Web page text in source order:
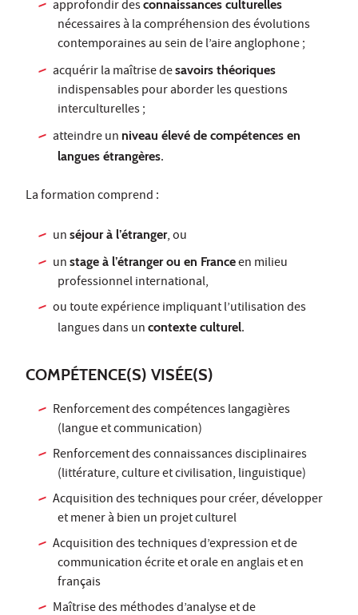
approfondir desconnaissances culturelles
nécessaires à la compréhension des évolutions
contemporaines au sein de l’aire anglophone ;
acquérir la maîtrise desavoirs théoriques
indispensables pour aborder les questions
interculturelles ;
atteindre un niveau élevé de compétences en
langues étrangères.
La formation comprend :
unséjour à l’étranger, ou
unstage à l’étranger ou en Franceen milieu
professionnel international,
ou toute expérience impliquant l’utilisation des
langues dans un contexte culturel.
COMPÉTENCE(S) VISÉE(S)
Renforcement des compétences langagières
(langue et communication)
Renforcement des connaissances disciplinaires
(littérature, culture et civilisation, linguistique)
Acquisition des techniques pour créer, développer
et mener à bien un projet culturel
Acquisition des techniques d’expression et de
communication écrite et orale en anglais et en
français
Maîtrise des méthodes d’analyse et de